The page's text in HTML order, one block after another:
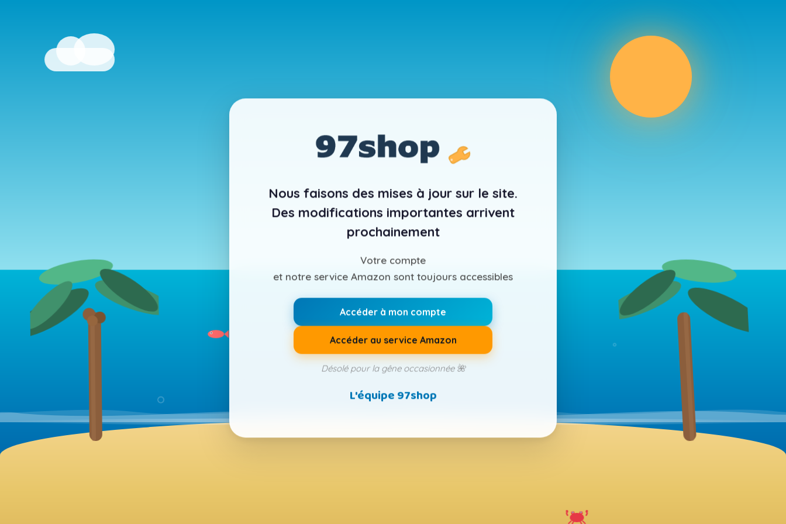
Nous faisons des mises à jour sur le site.
Des modifications importantes arrivent
prochainement
Votre compte
et notre service Amazon sont toujours accessibles
Accéder à mon compte
Accéder au service Amazon
Désolé pour la gêne occasionnée 🌺
L'équipe 97shop